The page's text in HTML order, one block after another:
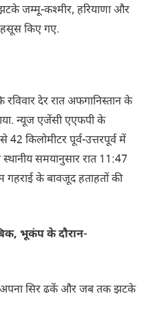
जम्मू-कश्मीर, हरियाणा और
किए गए.
रविवार देर रात अफगानिस्तान के
न्यूज एजेंसी एएफपी के
किलोमीटर पूर्व-उत्तरपूर्व में
समयानुसार रात 11:47
के बावजूद हताहतों की
भूकंप के दौरान-
सिर ढकें और जब तक झटके